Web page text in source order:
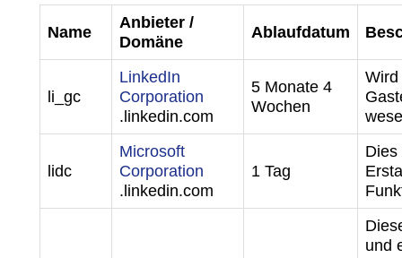
Name
Anbieter /
Domäne
Ablaufdatum
li_gc
LinkedIn
Corporation
.linkedin.com
5 Monate 4
Wochen
Wird
lidc
Microsoft
Corporation
.linkedin.com
1 Tag
Dies
und